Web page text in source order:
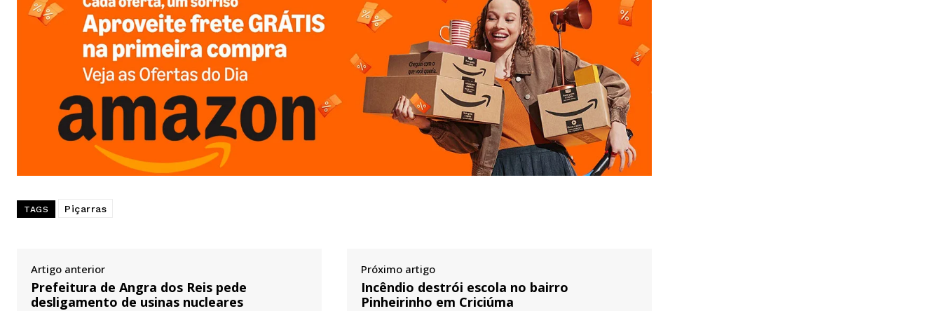
TAGS Piçarras
Artigo anterior
Prefeitura de Angra dos Reis pede
desligamento de usinas nucleares
Próximo artigo
Incêndio destrói escola no bairro
Pinheirinho em Criciúma